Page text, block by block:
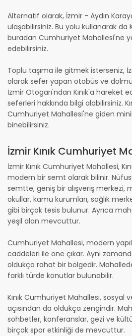
Alternatif olarak, İzmir - Aydın
ulaşabilirsiniz. Bu yolu kullanarak da
buradan Cumhuriyet Mahallesi'ne
edebilirsiniz.
Toplu taşıma ile gitmek isterseniz,
olarak sefer yapan otobüs ve
İzmir Otogarı'ndan Kınık'a hareket
seferleri hakkında bilgi alabilirsiniz.
Cumhuriyet Mahallesi'ne giden
binebilirsiniz.
İzmir Kınık Cumhuriyet
İzmir Kınık Cumhuriyet Mahallesi,
modern bir semt olarak bilinir.
semtte, geniş bir alışveriş merkezi,
okullar, kamu kurumları, sağlık
gibi birçok tesis bulunur. Ayrıca
yeşil alan mevcuttur.
Cumhuriyet Mahallesi, modern
caddeleri ile öne çıkar. Aynı
oldukça rahat bir bölgedir.
farklı türde konutlar bulunabilir.
Kınık Cumhuriyet Mahallesi, sosyal
açısından da oldukça zengindir.
sohbetler, konferanslar, gezi ve
birçok spor etkinliği de mevcuttur.